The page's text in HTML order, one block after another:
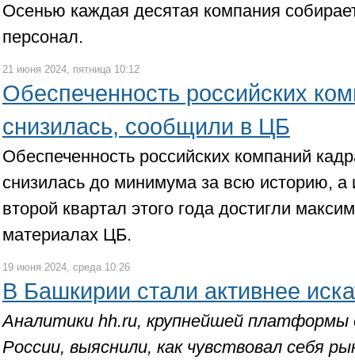
Осенью каждая десятая компания
персонал.
21 июня 2024, пятница 10:12
Обеспеченность российских
снизилась, сообщили в ЦБ
Обеспеченность российских компаний
снизилась до минимума за всю историю,
второй квартал этого года достигли
материалах ЦБ.
19 июня 2024, среда 10:26
В Башкирии стали активнее
Аналитики hh.ru, крупнейшей платформы
России, выяснили, как чувствовал себя